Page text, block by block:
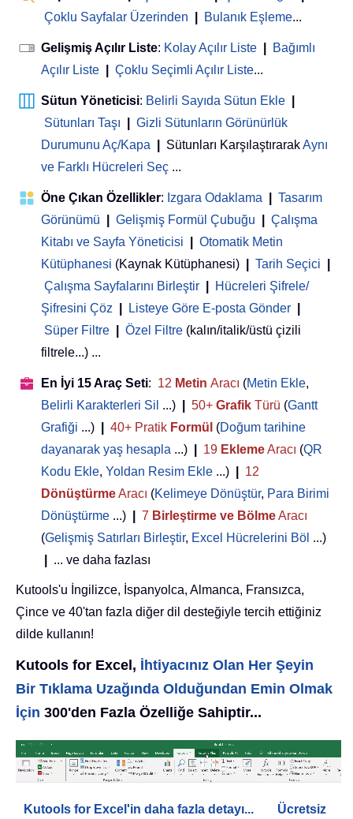
Çoklu Sayfalar Üzerinden
Bulanık Eşleme...
Gelişmiş Açılır Liste: Kolay Açılır Liste
Bağımlı
Açılır Liste
Çoklu Seçimli Açılır Liste...
Sütun Yöneticisi: Belirli Sayıda Sütun Ekle
Sütunları Taşı
Gizli Sütunların Görünürlük
Durumunu Aç/Kapa
Sütunları KarşılaştırarakAynı
ve Farklı Hücreleri Seç ...
Öne Çıkan Özellikler: Izgara Odaklama
Tasarım
Görünümü
Gelişmiş Formül Çubuğu
Çalışma
Kitabı ve Sayfa Yöneticisi
Otomatik Metin
Kütüphanesi (Kaynak Kütüphanesi) Tarih Seçici
Çalışma Sayfalarını Birleştir
Hücreleri Şifrele/
Şifresini Çöz
Listeye Göre E-posta Gönder
Süper Filtre
Özel Filtre (kalın/italik/üstü çizili
filtrele...) ...
En İyi 15 Araç Seti: 12 Metin Aracı (Metin Ekle,
Belirli Karakterleri Sil ...) 50+ Grafik Türü (Gantt
Grafiği ...) 40+ Pratik Formül (Doğum tarihine
dayanarak yaş hesapla ...) 19 EklemeAracı (QR
Kodu Ekle, Yoldan Resim Ekle ...)
12
DönüştürmeAracı (Kelimeye Dönüştür, Para Birimi
Dönüştürme ...) 7 Birleştirme ve BölmeAracı
(Gelişmiş Satırları Birleştir, Excel Hücrelerini Böl ...)
... ve daha fazlası
Kutools'u İngilizce, İspanyolca, Almanca, Fransızca,
Çince ve 40'tan fazla diğer dil desteğiyle tercih ettiğiniz
dilde kullanın!
Kutools for Excel, İhtiyacınız Olan Her Şeyin
Bir Tıklama Uzağında Olduğundan Emin Olmak
İçin 300'den Fazla Özelliğe Sahiptir...
Kutools for Excel'in daha fazla detayı...
Ücretsiz